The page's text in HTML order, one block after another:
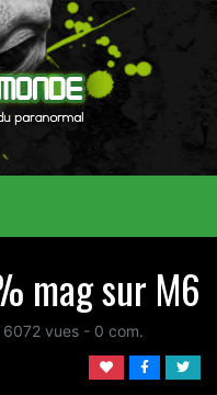
mag sur M6
6072 vues - 0 com.